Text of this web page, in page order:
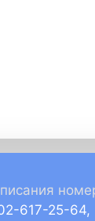
617-25-64,